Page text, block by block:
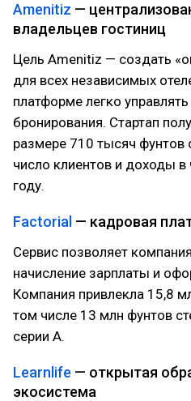
Amenitiz —
владельцев гостиниц
Цель Amenitiz — создать
для всех независимых
платформе легко
бронирования. Стартап
размере 710 тысяч фунтов
число клиентов и доходы
году.
Factorial — кадровая
Сервис позволяет
начисление зарплаты и
Компания привлекла 15,8
том числе 13 млн фунтов
серии А.
Learnlife — открытая
экосистема